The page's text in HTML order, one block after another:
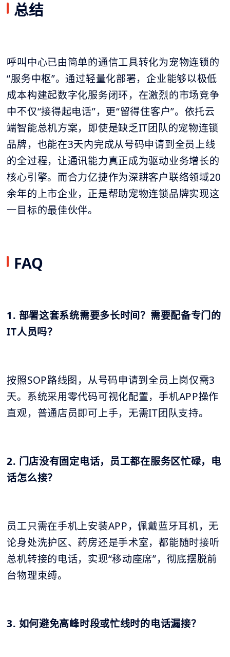
总结
呼叫中心已由简单的通信工具转化为宠物连锁的
“服务中枢”。通过轻量化部署，企业能够以极低
成本构建起数字化服务闭环，在激烈的市场竞争
中不仅“接得起电话”，更“留得住客户”。依托云
端智能总机方案，即使是缺乏IT团队的宠物连锁
品牌，也能在3天内完成从号码申请到全员上线
的全过程，让通讯能力真正成为驱动业务增长的
核心引擎。而合力亿捷作为深耕客户联络领域20
余年的上市企业，正是帮助宠物连锁品牌实现这
一目标的最佳伙伴。
FAQ
1. 部署这套系统需要多长时间？需要配备专门的
IT人员吗？
按照SOP路线图，从号码申请到全员上岗仅需3
天。系统采用零代码可视化配置，手机APP操作
直观，普通店员即可上手，无需IT团队支持。
2. 门店没有固定电话，员工都在服务区忙碌，电
话怎么接？
员工只需在手机上安装APP，佩戴蓝牙耳机，无
论身处洗护区、药房还是手术室，都能随时接听
总机转接的电话，实现“移动座席”，彻底摆脱前
台物理束缚。
3. 如何避免高峰时段或忙线时的电话漏接？